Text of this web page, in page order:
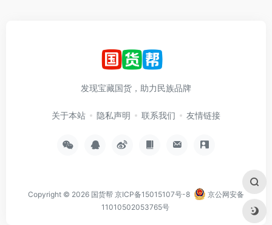
发现宝藏国货，助力民族品牌
关于本站 隐私声明 联系我们 友情链接
Copyright © 2026 国货帮 京ICP备15015107号-8
京公网安备
11010502053765号